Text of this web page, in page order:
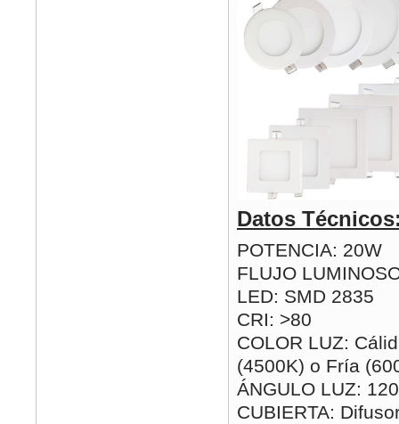
Datos
POTENCIA: 20W
FLUJO
LED: SMD 2835
CRI: >80
COLOR LUZ:
(4500K) o Fría
ÁNGULO LUZ:
CUBIERTA: